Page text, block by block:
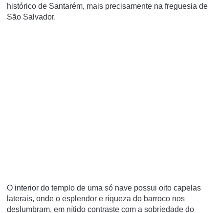
histórico de Santarém, mais precisamente na freguesia de
São Salvador.
O interior do templo de uma só nave possui oito capelas
laterais, onde o esplendor e riqueza do barroco nos
deslumbram, em nítido contraste com a sobriedade do